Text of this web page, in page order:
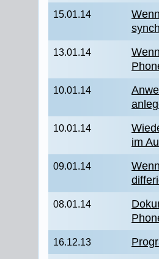
15.01.14
13.01.14
10.01.14
10.01.14
im
09.01.14
08.01.14
16.12.13